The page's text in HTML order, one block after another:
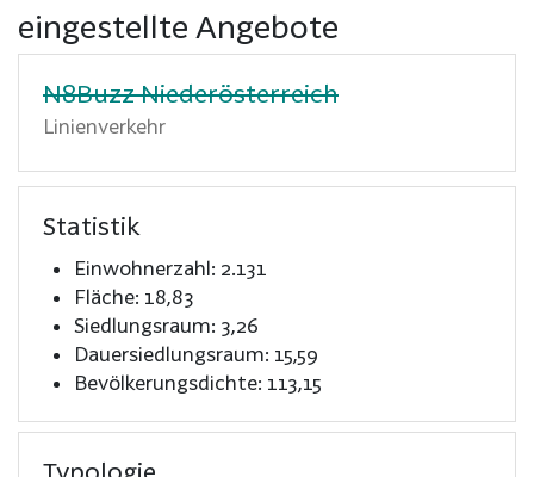
eingestellte Angebote
N8Buzz Niederösterreich
Linienverkehr
Statistik
Einwohnerzahl: 2.131
Fläche: 18,83
Siedlungsraum: 3,26
Dauersiedlungsraum: 15,59
Bevölkerungsdichte: 113,15
Typologie